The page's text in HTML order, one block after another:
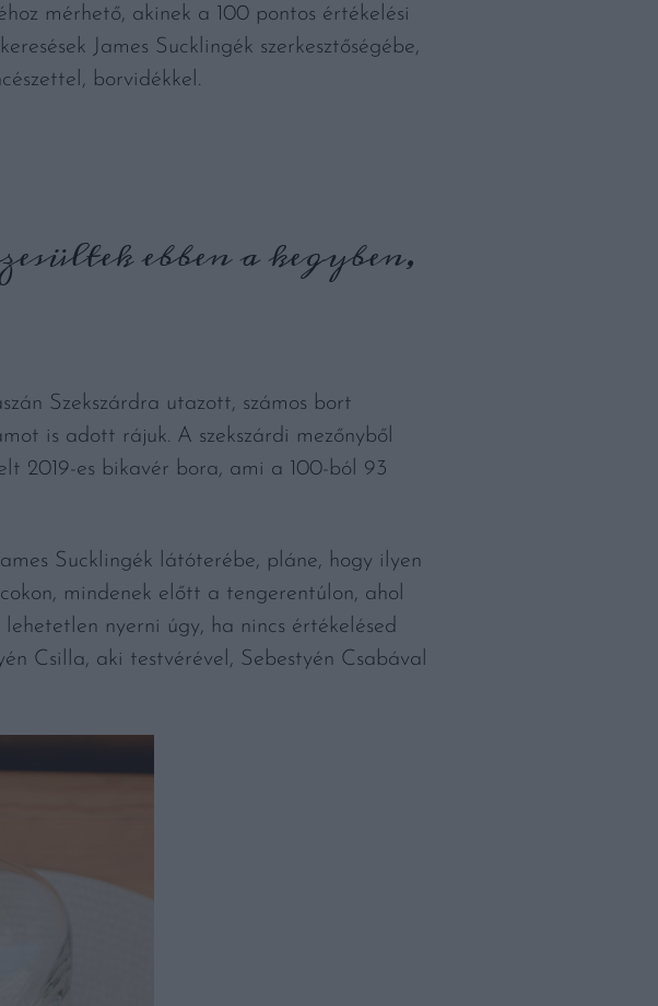
mérhető, akinek a 100 pontos értékelési
James Sucklingék szerkesztőségébe,
borvidékkel.
ebben a kegyben,
Szekszárdra utazott, számos bort
is adott rájuk. A szekszárdi mezőnyből
2019-es bikavér bora, ami a 100-ból 93
Sucklingék látóterébe, pláne, hogy ilyen
mindenek előtt a tengerentúlon, ahol
nyerni úgy, ha nincs értékelésed
Csilla, aki testvérével, Sebestyén Csabával